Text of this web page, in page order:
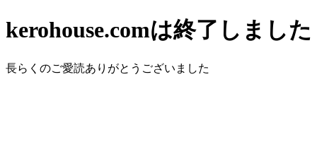
kerohouse.comは終了しました
長らくのご愛読ありがとうございました